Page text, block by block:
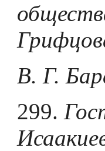
B. Г.
299.